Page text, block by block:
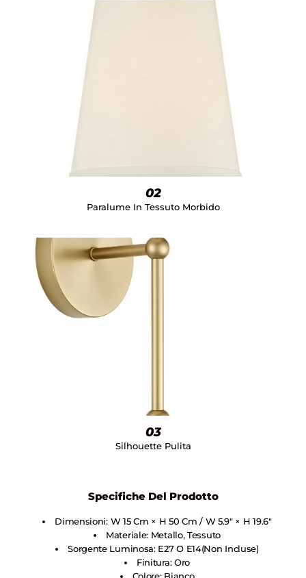
02
Paralume In Tessuto Morbido
03
Silhouette Pulita
Specifiche Del Prodotto
Dimensioni: W 15 Cm × H 50 Cm / W 5.9″ × H 19.6″
Materiale: Metallo, Tessuto
Sorgente Luminosa: E27 O E14(non Incluse)
Finitura: Oro
Colore: Bianco